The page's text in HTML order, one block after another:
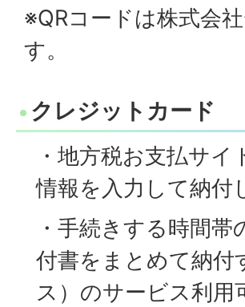
※QRコードは株式会
す。
クレジットカード
・地方税お支払サ
情報を入力して納付
・手続きする時間
付書をまとめて納付
ス）のサービス利用